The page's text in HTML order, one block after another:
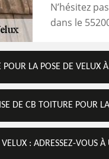
N’hésitez
dans le
LA POSE DE VELUX
DE CB TOITURE POUR
VELUX : ADRESSEZ-